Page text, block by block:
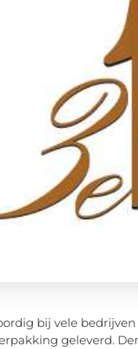
bij vele
geleverd.